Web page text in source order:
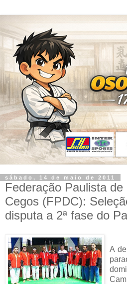
sábado, 14 de maio de 2011
Federação Paulista
Cegos (FPDC):
disputa a 2ª fase do
A